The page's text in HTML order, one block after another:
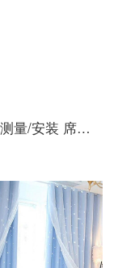
全国免费测量/安装 席韵家纺 窗帘 成品窗帘隔热防晒遮光 定制加厚落地仿亚麻素色客厅卧室窗帘布 1500尊享特权:下单立抵1600再送豪礼 定做宽1米*高2.7米单价（四爪钩）可改高